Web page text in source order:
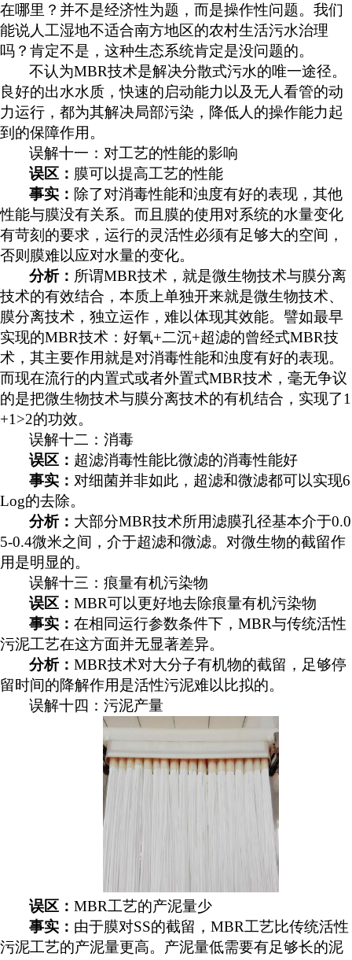
在哪里？并不是经济性为题，而是操作性问题。我们
能说人工湿地不适合南方地区的农村生活污水治理
吗？肯定不是，这种生态系统肯定是没问题的。
不认为MBR技术是解决分散式污水的唯一途径。
良好的出水水质，快速的启动能力以及无人看管的动
力运行，都为其解决局部污染，降低人的操作能力起
到的保障作用。
误解十一：对工艺的性能的影响
误区： 膜可以提高工艺的性能
事实： 除了对消毒性能和浊度有好的表现，其他
性能与膜没有关系。而且膜的使用对系统的水量变化
有苛刻的要求，运行的灵活性必须有足够大的空间，
否则膜难以应对水量的变化。
分析： 所谓MBR技术，就是微生物技术与膜分离
技术的有效结合，本质上单独开来就是微生物技术、
膜分离技术，独立运作，难以体现其效能。譬如最早
实现的MBR技术：好氧+二沉+超滤的曾经式MBR技
术，其主要作用就是对消毒性能和浊度有好的表现。
而现在流行的内置式或者外置式MBR技术，毫无争议
的是把微生物技术与膜分离技术的有机结合，实现了1
+1>2的功效。
误解十二：消毒
误区： 超滤消毒性能比微滤的消毒性能好
事实： 对细菌并非如此，超滤和微滤都可以实现6
Log的去除。
分析： 大部分MBR技术所用滤膜孔径基本介于0.0
5-0.4微米之间，介于超滤和微滤。对微生物的截留作
用是明显的。
误解十三：痕量有机污染物
误区：MBR可以更好地去除痕量有机污染物
事实：在相同运行参数条件下，MBR与传统活性
污泥工艺在这方面并无显著差异。
分析：MBR技术对大分子有机物的截留，足够停
留时间的降解作用是活性污泥难以比拟的。
误解十四：污泥产量
误区：MBR工艺的产泥量少
事实： 由于膜对SS的截留，MBR工艺比传统活性
污泥工艺的产泥量更高。产泥量低需要有足够长的泥